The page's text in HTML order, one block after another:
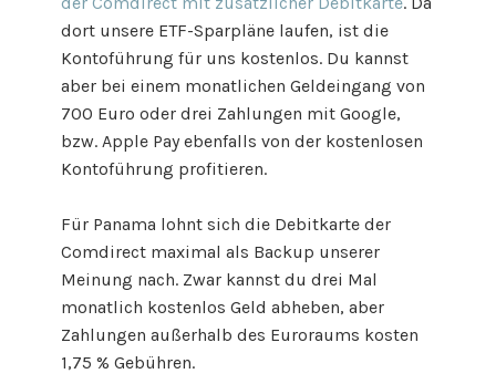
dort unsere ETF-Sparpläne laufen, ist die
Kontoführung für uns kostenlos. Du kannst
aber bei einem monatlichen Geldeingang von
700 Euro oder drei Zahlungen mit Google,
bzw. Apple Pay ebenfalls von der kostenlosen
Kontoführung profitieren.
Für Panama lohnt sich die Debitkarte der
Comdirect maximal als Backup unserer
Meinung nach. Zwar kannst du drei Mal
monatlich kostenlos Geld abheben, aber
Zahlungen außerhalb des Euroraums kosten
1,75 % Gebühren.